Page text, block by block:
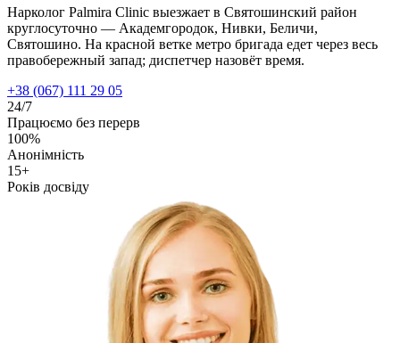
Нарколог Palmira Clinic выезжает в Святошинский район
круглосуточно — Академгородок, Нивки, Беличи,
Святошино. На красной ветке метро бригада едет через весь
правобережный запад; диспетчер назовёт время.
+38 (067) 111 29 05
24/7
Працюємо без перерв
100%
Анонімність
15+
Років досвіду